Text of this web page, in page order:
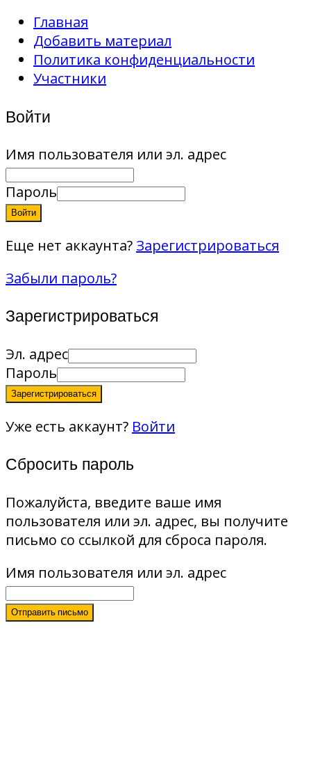
Главная
Добавить материал
Политика конфиденциальности
Участники
Войти
Имя пользователя или эл. адрес
Пароль
Войти
Еще нет аккаунта? Зарегистрироваться
Забыли пароль?
Зарегистрироваться
Эл. адрес
Пароль
Зарегистрироваться
Уже есть аккаунт? Войти
Сбросить пароль
Пожалуйста, введите ваше имя
пользователя или эл. адрес, вы получите
письмо со ссылкой для сброса пароля.
Имя пользователя или эл. адрес
Отправить письмо